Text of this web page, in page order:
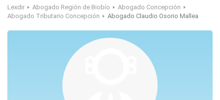
Lexdir Abogado Región de Biobío
Abogado Concepción
Abogado Tributario Concepción
Abogado Claudio Osorio Mallea